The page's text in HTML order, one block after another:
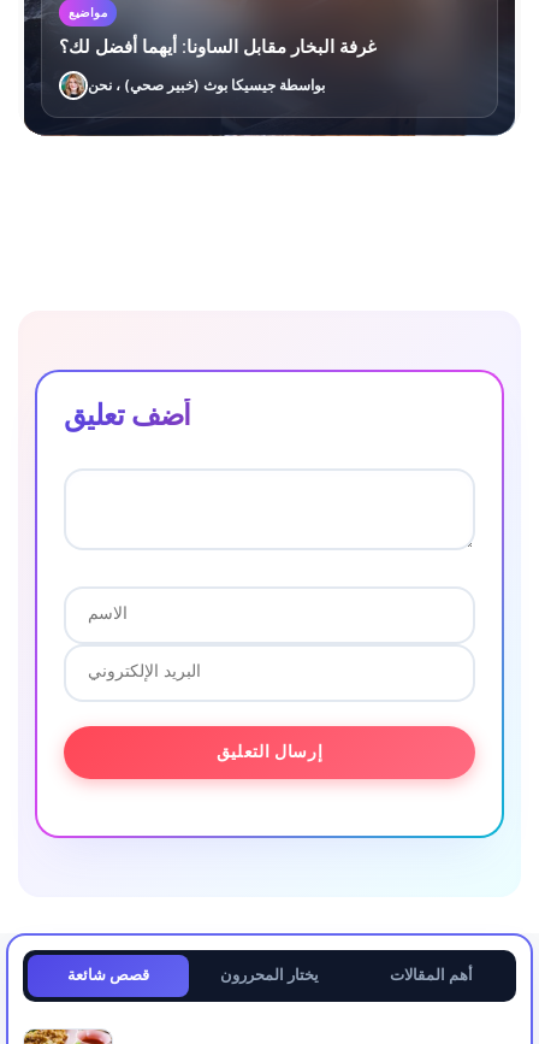
مواضيع
غرفة البخار مقابل الساونا: أيهما أفضل لك؟
بواسطة جيسيكا بوث (خبير صحي) ، نحن
أضف تعليق
قصص شائعة يختار المحررون أهم المقالات